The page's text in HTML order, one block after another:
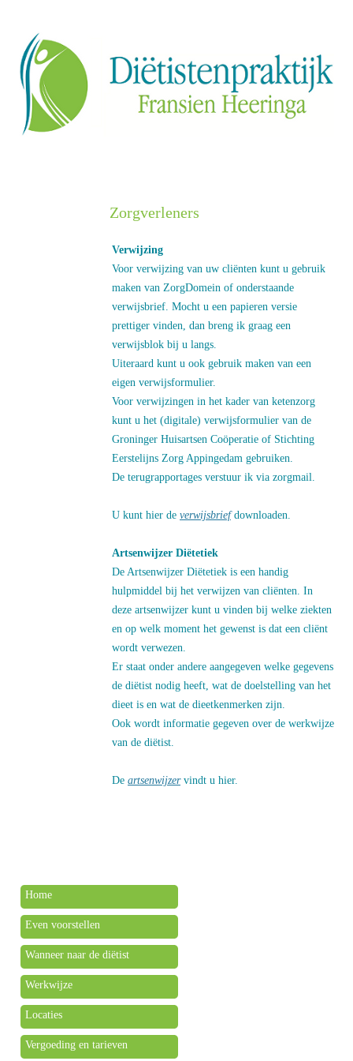
Zorgverleners
Verwijzing
Voor verwijzing van uw cliënten kunt u gebruik
maken van ZorgDomein of onderstaande
verwijsbrief. Mocht u een papieren versie
prettiger vinden, dan breng ik graag een
verwijsblok bij u langs.
Uiteraard kunt u ook gebruik maken van een
eigen verwijsformulier.
Voor verwijzingen in het kader van ketenzorg
kunt u het (digitale) verwijsformulier van de
Groninger Huisartsen Coöperatie of Stichting
Eerstelijns Zorg Appingedam gebruiken.
De terugrapportages verstuur ik via zorgmail.
U kunt hier de verwijsbrief downloaden.
Artsenwijzer Diëtetiek
De Artsenwijzer Diëtetiek is een handig
hulpmiddel bij het verwijzen van cliënten. In
deze artsenwijzer kunt u vinden bij welke ziekten
en op welk moment het gewenst is dat een cliënt
wordt verwezen.
Er staat onder andere aangegeven welke gegevens
de diëtist nodig heeft, wat de doelstelling van het
dieet is en wat de dieetkenmerken zijn.
Ook wordt informatie gegeven over de werkwijze
van de diëtist.
De artsenwijzer vindt u hier.
Home
Even voorstellen
Wanneer naar de diëtist
Werkwijze
Locaties
Vergoeding en tarieven